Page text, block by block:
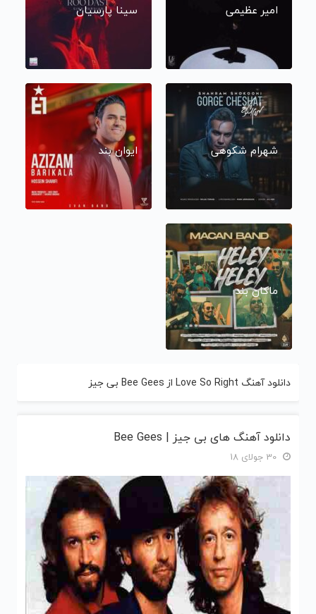
امیر عظیمی سینا پارسیان
شهرام شکوهی ایوان بند
ماکان بند
دانلود آهنگ Love So Right از Bee Gees بی جیز
دانلود آهنگ های بی جیز | Bee Gees